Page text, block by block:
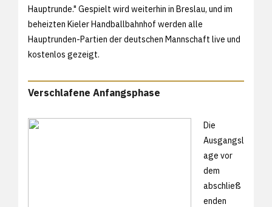
Hauptrunde." Gespielt wird weiterhin in Breslau, und im
beheizten Kieler Handballbahnhof werden alle
Hauptrunden-Partien der deutschen Mannschaft live und
kostenlos gezeigt.
Verschlafene Anfangsphase
Die
Ausgangsl
age vor
dem
abschließ
enden